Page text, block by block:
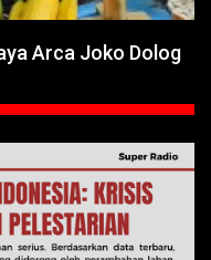
Arca Joko Dolog